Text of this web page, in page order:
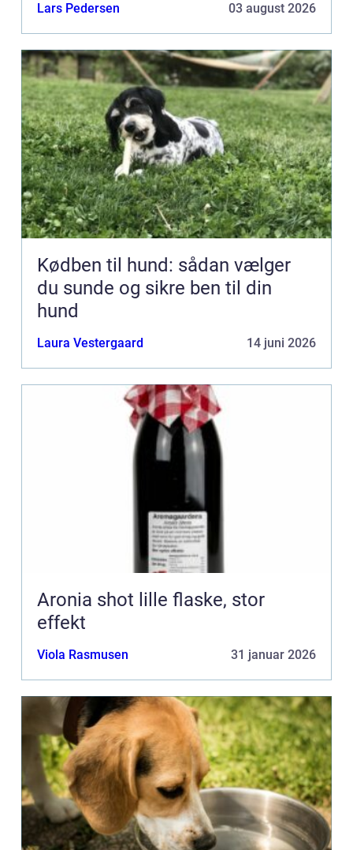
Lars Pedersen 03 august 2026
Kødben til hund: sådan vælger
du sunde og sikre ben til din
hund
Laura Vestergaard 14 juni 2026
Aronia shot lille flaske, stor
effekt
Viola Rasmusen 31 januar 2026